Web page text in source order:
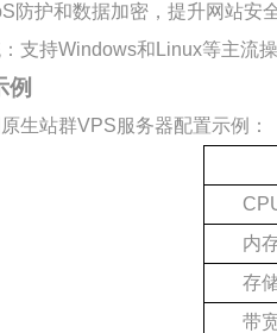
防护和数据加密，提升网站安全
支持Windows和Linux等主流操
例
生站群VPS服务器配置示例：
内
存
带